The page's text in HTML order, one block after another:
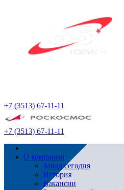
+7 (3513) 67-11-11
+7 (3513) 67-11-11
О компании
Завод сегодня
История
Вакансии